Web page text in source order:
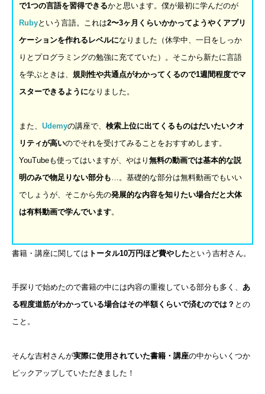
で1つの言語を習得できるかと思います。僕が最初に学んだのが
Rubyという言語。これは2〜3ヶ月くらいかかってようやくアプリ
ケーションを作れるレベルになりました（休学中、一日をしっか
りとプログラミングの勉強に充てていた）。そこから新たに言語
を学ぶときは、 規則性や共通点がわかってくるので1週間程度でマ
スターできるようになりました。
また、 Udemyの講座で、 検索上位に出てくるものはだいたいクオ
リティが高いのでそれを受けてみることをおすすめします。
YouTubeも使ってはいますが、やはり 無料の動画では基本的な説
明のみで物足りない部分も…。基礎的な部分は無料動画でもいい
でしょうが、そこから先の発展的な内容を知りたい場合だと大体
は有料動画で学んでいます。
書籍・講座に関しては トータル10万円ほど費やした という吉村さん。
手探りで始めたので書籍の中には内容の重複している部分も多く、 あ
る程度道筋がわかっている場合はその半額くらいで済むのでは？ との
こと。
そんな吉村さんが実際に使用されていた書籍・講座の中からいくつか
ピックアップしていただきました！